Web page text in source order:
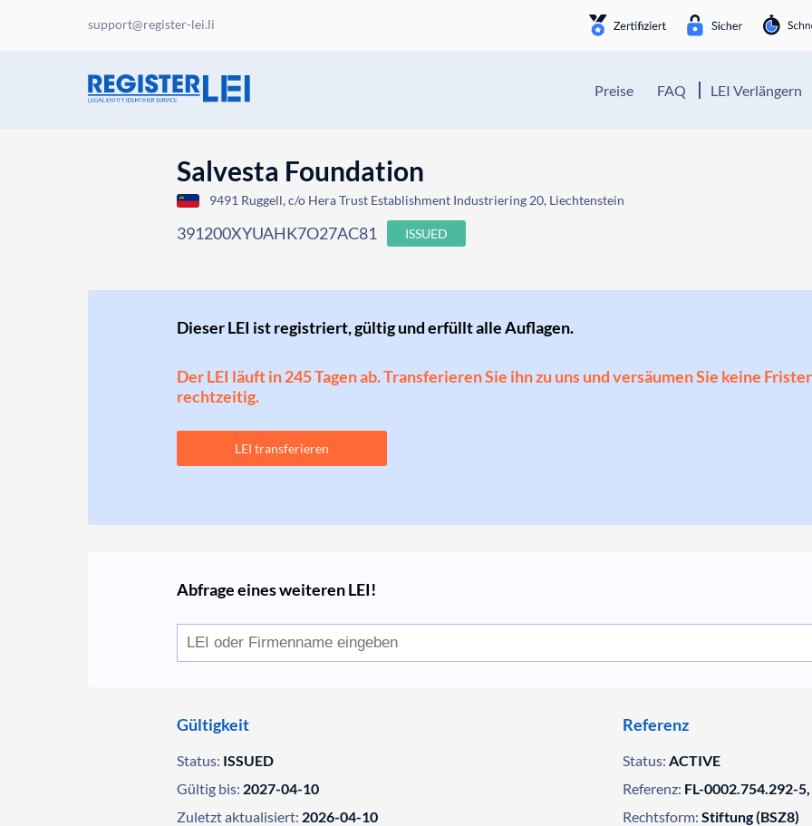
support@register-lei.li
Preise FAQ LEI Verlängern
Salvesta Foundation
9491 Ruggell, c/o Hera Trust Establishment Industriering 20, Liechtenstein
391200XYUAHK7O27AC81 ISSUED
Dieser LEI ist registriert, gültig und erfüllt alle Auflagen.
Der LEI läuft in 245 Tagen ab. Transferieren Sie ihn zu uns und versäumen Sie keine
rechtzeitig.
LEI transferieren
Abfrage eines weiteren LEI!
Gültigkeit
Status: ISSUED
Gültig bis: 2027-04-10
Zuletzt aktualisiert: 2026-04-10
Referenz
Status: ACTIVE
Referenz: FL-0002.754.292-
Rechtsform: Stiftung (BSZ8)